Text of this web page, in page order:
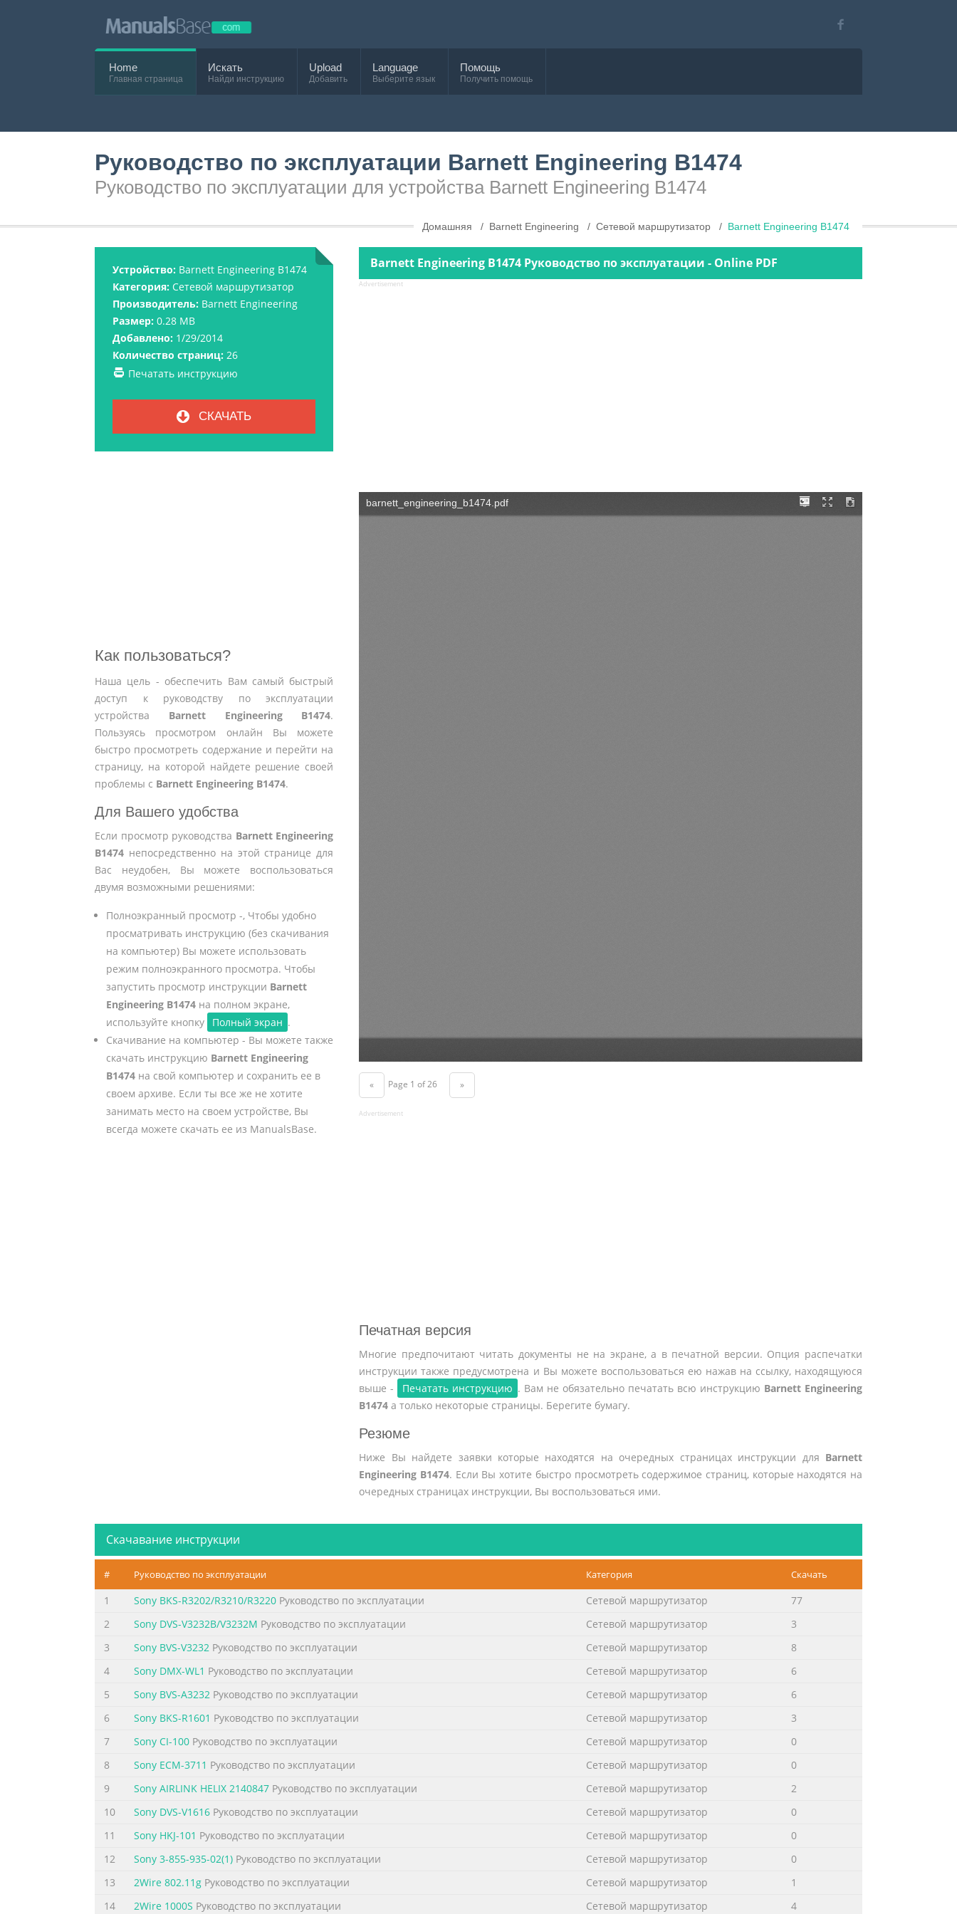
Home
Главная страница
Искать
Найди инструкцию
Upload
Добавить
Language
Выберите язык
Помощь
Получить помощь
Руководство по эксплуатации Barnett Engineering B1474
Руководство по эксплуатации для устройства Barnett Engineering B1474
Домашняя Barnett Engineering Сетевой маршрутизатор Barnett Engineering B1474
Устройство: Barnett Engineering B1474
Категория: Сетевой маршрутизатор
Производитель: Barnett Engineering
Размер: 0.28 MB
Добавлено: 1/29/2014
Количество страниц: 26
Печатать инструкцию
СКАЧАТЬ
Как пользоваться?
Наша цель - обеспечить Вам самый быстрый
доступ к руководству по эксплуатации
устройства Barnett Engineering B1474.
Пользуясь просмотром онлайн Вы можете
быстро просмотреть содержание и перейти на
страницу, на которой найдете решение своей
проблемы с Barnett Engineering B1474.
Для Вашего удобства
Если просмотр руководства Barnett Engineering
B1474 непосредственно на этой странице для
Вас неудобен, Вы можете воспользоваться
двумя возможными решениями:
Полноэкранный просмотр -, Чтобы удобно
просматривать инструкцию (без скачивания
на компьютер) Вы можете использовать
режим полноэкранного просмотра. Чтобы
запустить просмотр инструкции Barnett
Engineering B1474на полном экране,
используйте кнопку
Полный экран .
Скачивание на компьютер - Вы можете также
скачать инструкцию Barnett Engineering
B1474на свой компьютер и сохранить ее в
своем архиве. Если ты все же не хотите
занимать место на своем устройстве, Вы
всегда можете скачать ее из ManualsBase.
Barnett Engineering B1474 Руководство по эксплуатации - Online PDF
Advertisement
« Page 1 of 26 »
Advertisement
Печатная версия
Многие предпочитают читать документы не на экране, а в печатной версии. Опция распечатки
инструкции также предусмотрена и Вы можете воспользоваться ею нажав на ссылку, находящуюся
выше -
Печатать инструкцию . Вам не обязательно печатать всю инструкцию Barnett Engineering
B1474 а только некоторые страницы. Берегите бумагу.
Резюме
Ниже Вы найдете заявки которые находятся на очередных страницах инструкции для Barnett
Engineering B1474. Если Вы хотите быстро просмотреть содержимое страниц, которые находятся на
очередных страницах инструкции, Вы воспользоваться ими.
Скачавание инструкции
# Руководство по эксплуатации Категория Скачать
1 Sony BKS-R3202/R3210/R3220 Руководство по эксплуатации Сетевой маршрутизатор
77
2
Sony DVS-V3232B/V3232M Руководство по эксплуатации Сетевой маршрутизатор
3
3
Sony BVS-V3232 Руководство по эксплуатации Сетевой маршрутизатор
8
4
Sony DMX-WL1 Руководство по эксплуатации Сетевой маршрутизатор
6
5
Sony BVS-A3232 Руководство по эксплуатации Сетевой маршрутизатор
6
6
Sony BKS-R1601 Руководство по эксплуатации Сетевой маршрутизатор
3
7
Sony CI-100 Руководство по эксплуатации Сетевой маршрутизатор
0
8
Sony ECM-3711 Руководство по эксплуатации Сетевой маршрутизатор
0
9
Sony AIRLINK HELIX 2140847 Руководство по эксплуатации Сетевой маршрутизатор
2
10
Sony DVS-V1616 Руководство по эксплуатации Сетевой маршрутизатор
0
11
Sony HKJ-101 Руководство по эксплуатации Сетевой маршрутизатор
0
12
Sony 3-855-935-02(1) Руководство по эксплуатации Сетевой маршрутизатор
0
13
2Wire 802.11g Руководство по эксплуатации Сетевой маршрутизатор
1
14
2Wire 1000S Руководство по эксплуатации Сетевой маршрутизатор 4